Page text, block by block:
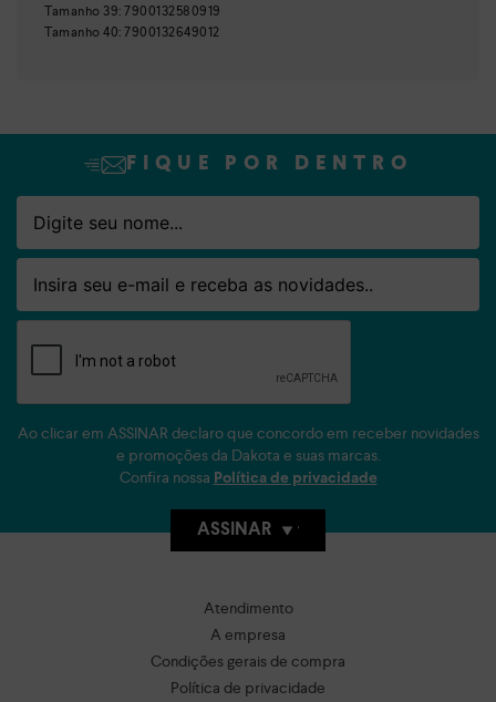
Tamanho 39:7900132580919
Tamanho40:7900132649012
FIQUE POR DENTRO
Nome
Email
Ao clicar em ASSINAR declaro que concordo em receber novidades
e promoções da Dakota e suas marcas.
Confira nossa Política de privacidade
ASSINAR
Atendimento
A empresa
Condições gerais de compra
Política de privacidade